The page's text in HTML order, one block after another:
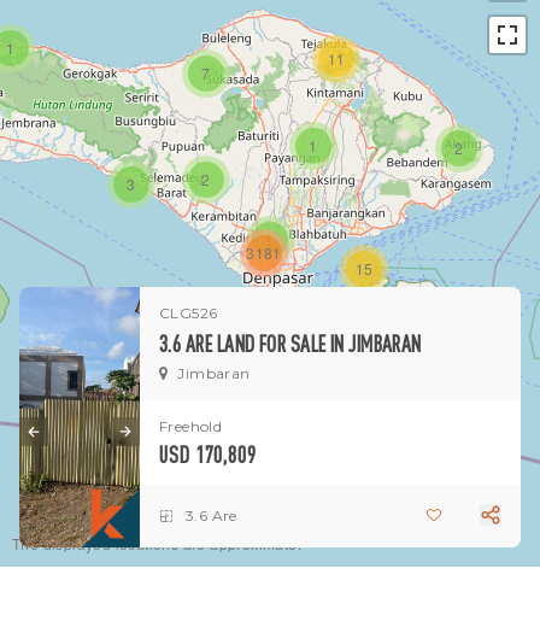
1
1
1
3
7
2
15
11
3181
2
The displayed locations are approximate.
CLG526
3.6 ARE LAND FOR SALE IN JIMBARAN
Jimbaran
Freehold
USD 170,809
3.6 Are